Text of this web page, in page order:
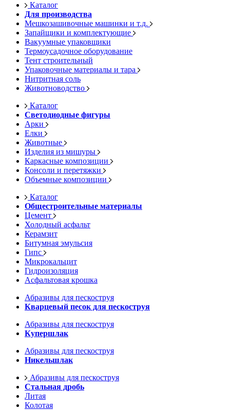
Каталог
Для производства
Мешкозашивочные машинки и т.д.
Запайщики и комплектующие
Вакуумные упаковщики
Термоусадочное оборудование
Тент строительный
Упаковочные материалы и тара
Нитритная соль
Животноводство
Каталог
Светодиодные фигуры
Арки
Елки
Животные
Изделия из мишуры
Каркасные композиции
Консоли и перетяжки
Объемные композиции
Каталог
Общестроительные материалы
Цемент
Холодный асфальт
Керамзит
Битумная эмульсия
Гипс
Микрокальцит
Гидроизоляция
Асфальтовая крошка
Абразивы для пескоструя
Кварцевый песок для пескоструя
Абразивы для пескоструя
Купершлак
Абразивы для пескоструя
Никельшлак
Абразивы для пескоструя
Стальная дробь
Литая
Колотая